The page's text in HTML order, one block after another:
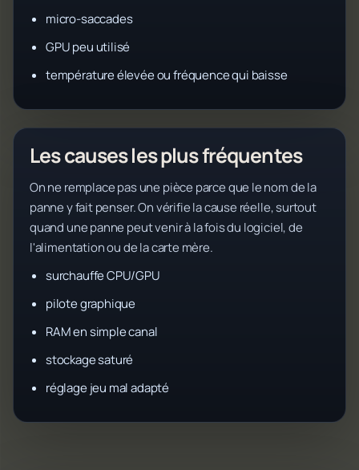
micro-saccades
GPU peu utilisé
température élevée ou fréquence qui baisse
Les causes les plus fréquentes
On ne remplace pas une pièce parce que le nom de la
panne y fait penser. On vérifie la cause réelle, surtout
quand une panne peut venir à la fois du logiciel, de
l'alimentation ou de la carte mère.
surchauffe CPU/GPU
pilote graphique
RAM en simple canal
stockage saturé
réglage jeu mal adapté